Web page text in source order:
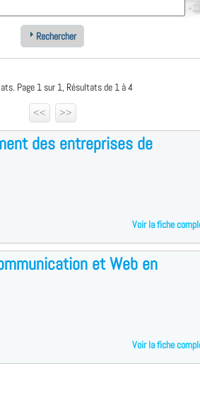
Rechercher
Page 1 sur 1, Résultats de 1 à 4
<<
>>
des entreprises de
Voir la fiche
et Web en
Voir la fiche